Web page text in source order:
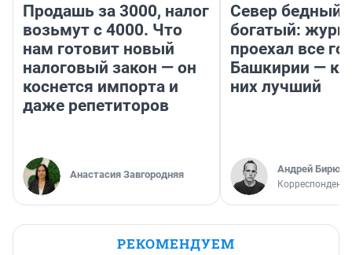
Продашь за 3000, налог
возьмут с 4000. Что
нам готовит новый
налоговый закон — он
коснется импорта и
даже репетиторов
Анастасия Завгородняя
Север бедный,
богатый:
проехал все
Башкирии —
них лучший
Андрей
Корреспондент
РЕКОМЕНДУЕМ